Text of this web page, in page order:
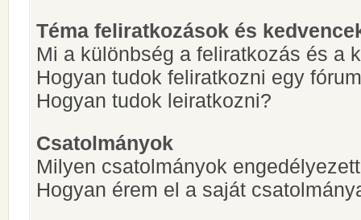
Téma feliratkozások és
Mi a különbség a feliratkozás és a
Hogyan tudok feliratkozni egy
Hogyan tudok leiratkozni?
Csatolmányok
Milyen csatolmányok
Hogyan érem el a saját